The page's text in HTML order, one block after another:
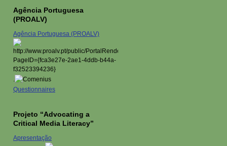
Agência Portuguesa
(PROALV)
Agência Portuguesa (PROALV)
.
Questionnaires
Projeto “Advocating a
Critical Media Literacy”
Apresentação